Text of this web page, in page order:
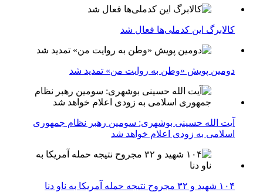
کالابرگ این کدملی‌ها فعال شد
دومین پویش «وطن به روایت من» تمدید شد
آیت الله حسینی بوشهری: سومین رهبر نظام جمهوری
اسلامی به زودی اعلام خواهد شد
۱۰۴ شهید و ۳۲ مجروح نتیجه حمله آمریکا به ناو دنا